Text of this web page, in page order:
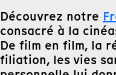
Découvrez notre
consacré à la
De film en film, la
filiation, les vies